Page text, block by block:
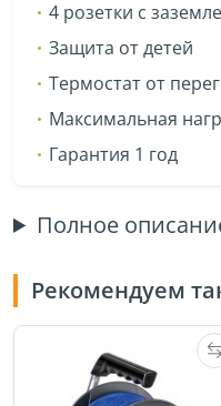
4 розетки с
Защита от детей
Термостат от
Максимальная
Гарантия 1 год
Полное
Рекомендуем